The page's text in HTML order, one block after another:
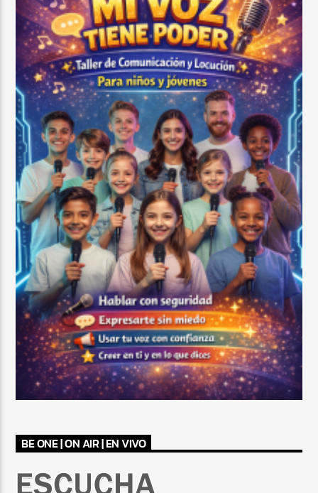
BE ONE | ON AIR | EN VIVO